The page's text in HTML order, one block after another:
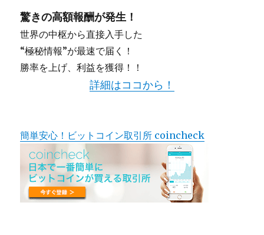
驚きの高額報酬が発生！
世界の中枢から直接入手した
“極秘情報”が最速で届く！
勝率を上げ、利益を獲得！！
詳細はココから！
簡単安心！ビットコイン取引所 coincheck